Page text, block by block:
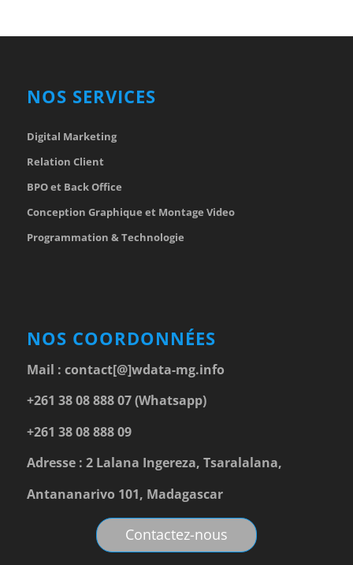
NOS SERVICES
Digital Marketing
Relation Client
BPO et Back Office
Conception Graphique et Montage Video
Programmation & Technologie
NOS COORDONNÉES
Mail : contact[@]wdata-mg.info
+261 38 08 888 07 (Whatsapp)
+261 38 08 888 09
Adresse : 2 Lalana Ingereza, Tsaralalana,
Antananarivo 101, Madagascar
Contactez-nous